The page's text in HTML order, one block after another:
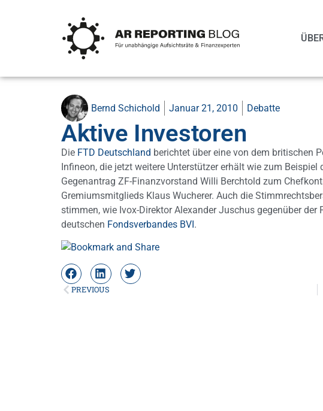
Bernd Schichold Januar 21, 2010 Debatte
Aktive Investoren
Die FTD Deutschland berichtet über eine von dem britischen
Infineon, die jetzt weitere Unterstützer erhält wie zum Beispiel
Gegenantrag ZF-Finanzvorstand Willi Berchtold zum
Gremiumsmitglieds Klaus Wucherer. Auch die
stimmen, wie Ivox-Direktor Alexander Juschus gegenüber der
deutschen Fondsverbandes BVI.
PREVIOUS